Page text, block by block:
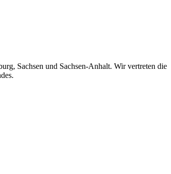
Sachsen und Sachsen-Anhalt. Wir vertreten die